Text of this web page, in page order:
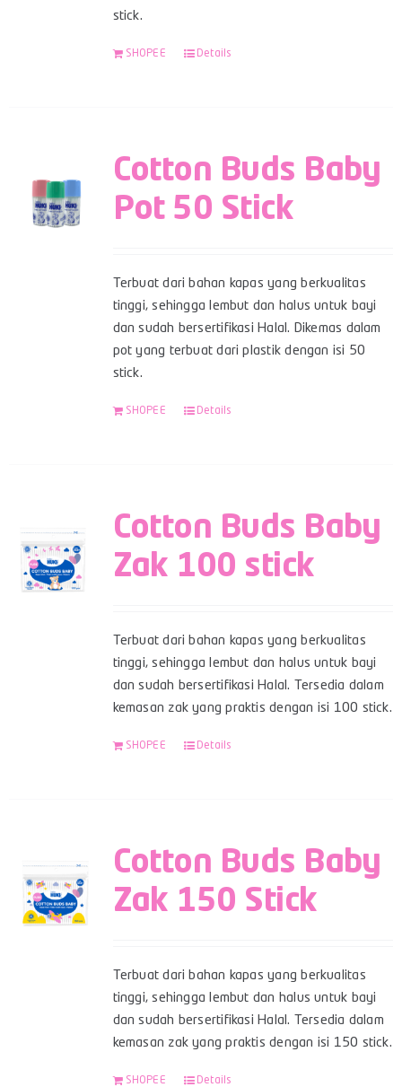
stick.
SHOPEE Details
Cotton Buds Baby
Pot 50 Stick
Terbuat dari bahan kapas yang berkualitas
tinggi, sehingga lembut dan halus untuk bayi
dan sudah bersertifikasi Halal. Dikemas dalam
pot yang terbuat dari plastik dengan isi 50
stick.
SHOPEE Details
Cotton Buds Baby
Zak 100 stick
Terbuat dari bahan kapas yang berkualitas
tinggi, sehingga lembut dan halus untuk bayi
dan sudah bersertifikasi Halal. Tersedia dalam
kemasan zak yang praktis dengan isi 100 stick.
SHOPEE Details
Cotton Buds Baby
Zak 150 Stick
Terbuat dari bahan kapas yang berkualitas
tinggi, sehingga lembut dan halus untuk bayi
dan sudah bersertifikasi Halal. Tersedia dalam
kemasan zak yang praktis dengan isi 150 stick.
SHOPEE Details